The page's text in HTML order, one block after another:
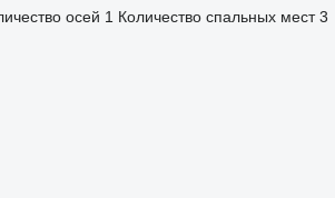
осей 1 Количество спальных мест 3